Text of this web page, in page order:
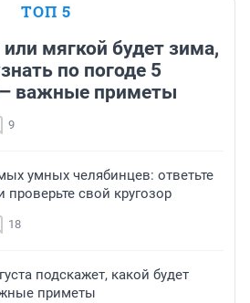
ТОП 5
мягкой будет зима,
по погоде 5
— важные приметы
9
умных челябинцев: ответьте
проверьте свой кругозор
18
подскажет, какой будет
приметы